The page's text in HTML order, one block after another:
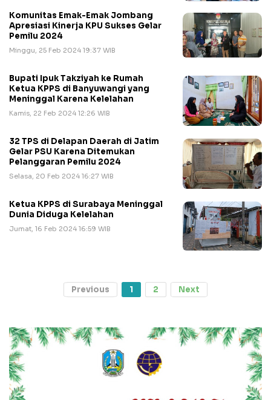
Komunitas Emak-Emak Jombang
Apresiasi Kinerja KPU Sukses Gelar
Pemilu 2024
Minggu, 25 Feb 2024 19:37 WIB
Bupati Ipuk Takziyah ke Rumah
Ketua KPPS di Banyuwangi yang
Meninggal Karena Kelelahan
Kamis, 22 Feb 2024 12:26 WIB
32 TPS di Delapan Daerah di Jatim
Gelar PSU Karena Ditemukan
Pelanggaran Pemilu 2024
Selasa, 20 Feb 2024 16:27 WIB
Ketua KPPS di Surabaya Meninggal
Dunia Diduga Kelelahan
Jumat, 16 Feb 2024 16:59 WIB
Previous 1 2 Next